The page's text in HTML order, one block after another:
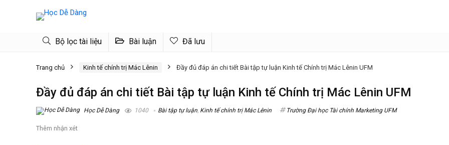
Bộ lọc tài liệu Bài luận Đã lưu
Trang chủ Kinh tế chính trị Mác Lênin Đầy đủ đáp án chi tiết Bài tập tự luận Kinh tế Chính trị Mác Lênin UFM
Đầy đủ đáp án chi tiết Bài tập tự luận Kinh tế Chính trị Mác Lênin UFM
Học Dễ Dàng 1040 Bài tập tự luận, Kinh tế chính trị Mác Lênin Trường Đại học Tài chính Marketing UFM
Thêm nhận xét